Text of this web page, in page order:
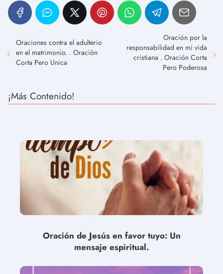
Oraciones contra el adulterio
en el matrimonio. . Oración
Corta Pero Unica
Oración por la
responsabilidad en mi vida
cristiana . Oración Corta
Pero Poderosa
¡Más Contenido!
Oración de Jesús en favor tuyo: Un
mensaje espiritual.